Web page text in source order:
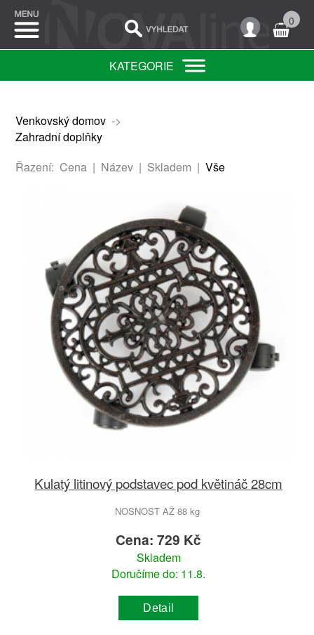
0
KATEGORIE
Venkovský domov->
Zahradní doplňky
Řazení: Cena| Název| Skladem | Vše
Kulatý litinový podstavec pod květináč 28cm
NOSNOST AŽ 88 kg
Cena: 729 Kč
Skladem
Doručíme do: 11.8.
Detail